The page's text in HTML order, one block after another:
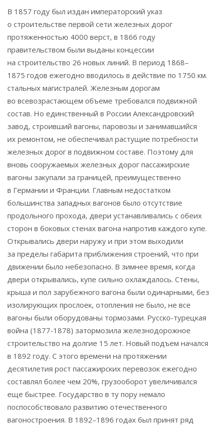
В 1857 году был издан императорский указ
о строительстве первой сети железных дорог
протяженностью 4000 верст, в 1866 году
правительством были выданы концессии
на строительство 26 новых линий. В период 1868–
1875 годов ежегодно вводилось в действие по 1750 км.
стальных магистралей. Железным дорогам
во всевозрастающем объеме требовался подвижной
состав. Но единственный в России Александровский
завод, строивший вагоны, паровозы и занимавшийся
их ремонтом, не обеспечивал растущие потребности
железных дорог в подвижном составе. Поэтому для
вновь сооружаемых железных дорог пассажирские
вагоны закупали за границей, преимущественно
в Германии и Франции. Главным недостатком
большинства западных вагонов было отсутствие
продольного прохода, двери устанавливались с обеих
сторон в боковых стенах вагона напротив каждого купе.
Открывались двери наружу и при этом выходили
за пределы габарита приближения строений, что при
движении было небезопасно. В зимнее время, когда
двери открывались, купе сильно охлаждалось. Стены,
крыша и пол зарубежного вагона были одинарными, без
изолирующих прослоек, отопления не было, не все
вагоны были оборудованы тормозами. Русско-турецкая
война (1877-1878) затормозила железнодорожное
строительство на долгие 15 лет. Новый подъем начался
в 1892 году. С этого времени на протяжении
десятилетия рост пассажирских перевозок ежегодно
составлял более чем 20%, грузооборот увеличивался
еще быстрее. Государство в ту пору немало
поспособствовало развитию отечественного
вагоностроения. В 1892–1896 годах был принят ряд